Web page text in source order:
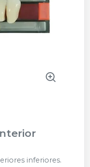
inferiores.